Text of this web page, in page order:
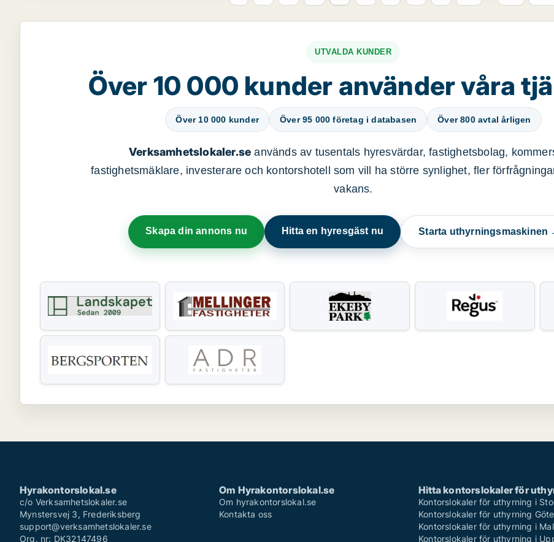
UTVALDA KUNDER
Över 10 000 kunder använder våra
Över 10 000 kunder Över 95 000 företag i databasen Över 800 avtal årligen
Verksamhetslokaler.se används av tusentals hyresvärdar, fastighetsbolag,
fastighetsmäklare, investerare och kontorshotell som vill ha större synlighet, fler
vakans.
Skapa din annons nu Hitta en hyresgäst nu Starta uthyrningsmaskinen
Hyrakontorslokal.se
c/o Verksamhetslokaler.se
Mynstersvej 3, Frederiksberg
support@verksamhetslokaler.se
Org. nr: DK32147496
Om Hyrakontorslokal.se
Om hyrakontorslokal.se
Kontakta oss
Hitta kontorslokaler för
Kontorslokaler för uthyrning i
Kontorslokaler för uthyrning
Kontorslokaler för uthyrning i
Kontorslokaler för uthyrning i